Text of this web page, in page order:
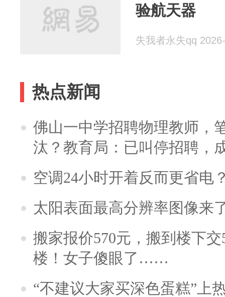
验航天器
失我者永失qq
热点新闻
佛山一中学招聘物理教师，
汰？教育局：已叫停招聘，
空调24小时开着反而更省电
太阳表面最高分辨率图像来
搬家报价570元，搬到楼下
楼！女子傻眼了……
“不建议大家买深色蛋糕”上